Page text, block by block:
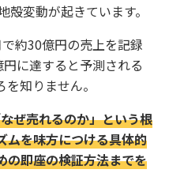
殻変動が起きています。
約30億円の売上を記録
に達すると予測される
知りません。
ぜ売れるのか」という根
ムを味方につける具体的
の即座の検証方法までを